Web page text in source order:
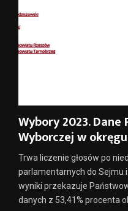
Wybory 2023.
Wyborczej w
Trwa liczenie głosów po
parlamentarnych do Sejmu
wyniki przekazuje
danych z 53,41% procenta